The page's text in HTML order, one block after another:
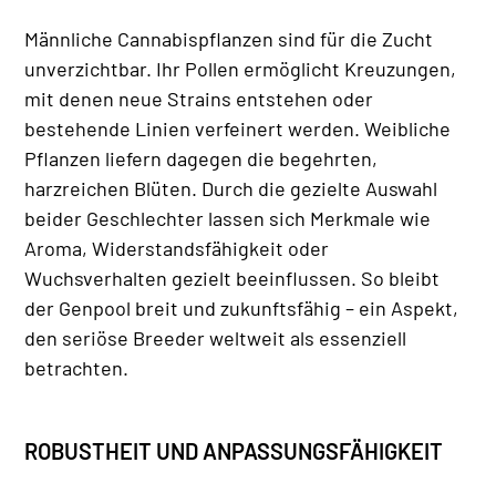
Männliche Cannabispflanzen sind für die Zucht
unverzichtbar. Ihr Pollen ermöglicht Kreuzungen,
mit denen neue Strains entstehen oder
bestehende Linien verfeinert werden. Weibliche
Pflanzen liefern dagegen die begehrten,
harzreichen Blüten. Durch die gezielte Auswahl
beider Geschlechter lassen sich Merkmale wie
Aroma, Widerstandsfähigkeit oder
Wuchsverhalten gezielt beeinflussen. So bleibt
der Genpool breit und zukunftsfähig – ein Aspekt,
den seriöse Breeder weltweit als essenziell
betrachten.
ROBUSTHEIT UND ANPASSUNGSFÄHIGKEIT